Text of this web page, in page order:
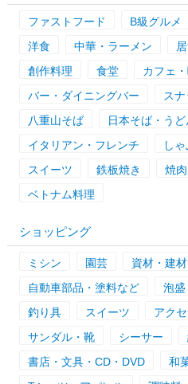
ファストフード B級グルメ
洋食
中華・ラーメン
創作料理
食堂 カフェ
バー・ダイニングバー
スナ
八重山そば
日本そば・うど
イタリアン・フレンチ
し
スイーツ
鉄板焼き 焼肉
ベトナム料理
ショッピング
ミシン 園芸 資材・建材
自動車部品・塗料など
泡盛
釣り具
スイーツ アク
サンダル・靴
シーサー
書店・文具・CD・DVD
和